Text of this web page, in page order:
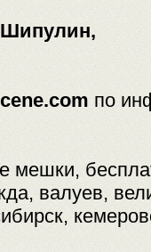
по
мешки,
валуев,